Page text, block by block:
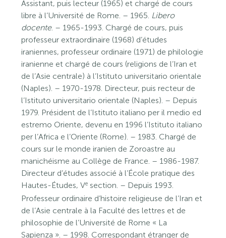
Assistant, puis lecteur (1965) et chargé de cours
libre à l’Université de Rome. – 1965. Libero
docente. – 1965-1993. Chargé de cours, puis
professeur extraordinaire (1968) d’études
iraniennes, professeur ordinaire (1971) de philologie
iranienne et chargé de cours (religions de l’Iran et
de l’Asie centrale) à l’Istituto universitario orientale
(Naples). – 1970-1978. Directeur, puis recteur de
l’Istituto universitario orientale (Naples). – Depuis
1979. Président de l’Istituto italiano per il medio ed
estremo Oriente, devenu en 1996 l’Istituto italiano
per l’Africa e l’Oriente (Rome). – 1983. Chargé de
cours sur le monde iranien de Zoroastre au
manichéisme au Collège de France. – 1986-1987.
Directeur d’études associé à l’École pratique des
Hautes-Études, Ve section. – Depuis 1993.
Professeur ordinaire d’histoire religieuse de l’Iran et
de l’Asie centrale à la Faculté des lettres et de
philosophie de l’Université de Rome « La
Sapienza ». – 1998. Correspondant étranger de